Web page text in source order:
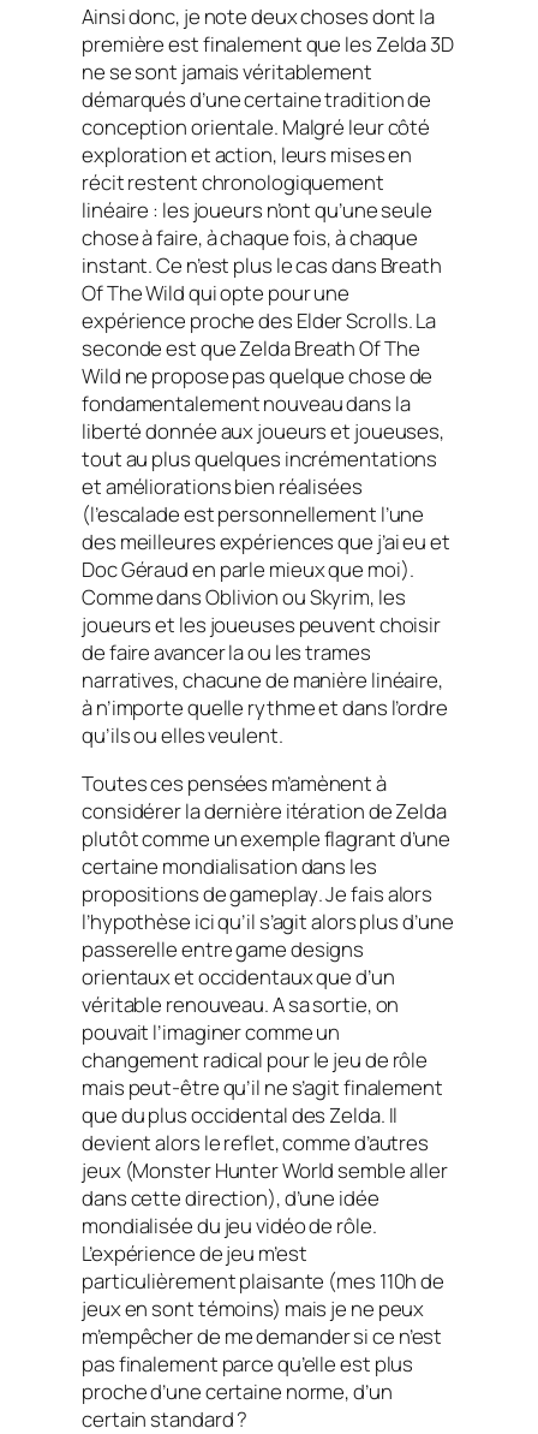
Ainsi donc, je note deux choses dont la
première est finalement que les Zelda 3D
ne se sont jamais véritablement
démarqués d’une certaine tradition de
conception orientale. Malgré leur côté
exploration et action, leurs mises en
récit restent chronologiquement
linéaire : les joueurs n’ont qu’une seule
chose à faire, à chaque fois, à chaque
instant. Ce n’est plus le cas dans Breath
Of The Wildqui opte pour une
expérience proche des Elder Scrolls. La
seconde est que ZeldaBreath Of The
Wild ne propose pas quelque chose de
fondamentalement nouveau dans la
liberté donnée aux joueurs et joueuses,
tout au plus quelques incrémentations
et améliorations bien réalisées
(l’escalade est personnellement l’une
des meilleures expériences que j’ai eu et
Doc Géraud en parle mieux que moi).
Comme dans Oblivion ou Skyrim, les
joueurs et les joueuses peuvent choisir
de faire avancer la ou les trames
narratives, chacune de manière linéaire,
à n’importe quelle rythme et dans l’ordre
qu’ils ou elles veulent.
Toutes ces pensées m’amènent à
considérer la dernière itération de Zelda
plutôt comme un exemple flagrant d’une
certaine mondialisation dans les
propositions degameplay. Je fais alors
l’hypothèse ici qu’il s’agit alors plus d’une
passerelle entregame designs
orientaux et occidentaux que d’un
véritable renouveau. A sa sortie, on
pouvait l’imaginer comme un
changement radical pour le jeu de rôle
mais peut-être qu’il ne s’agit finalement
que du plus occidental des Zelda. Il
devient alors le reflet, comme d’autres
jeux (Monster Hunter World semble aller
dans cette direction), d’une idée
mondialisée du jeu vidéo de rôle.
L’expérience de jeu m’est
particulièrement plaisante (mes 110h de
jeux en sont témoins) mais je ne peux
m’empêcher de me demander si ce n’est
pas finalement parce qu’elle est plus
proche d’une certaine norme, d’un
certain standard ?